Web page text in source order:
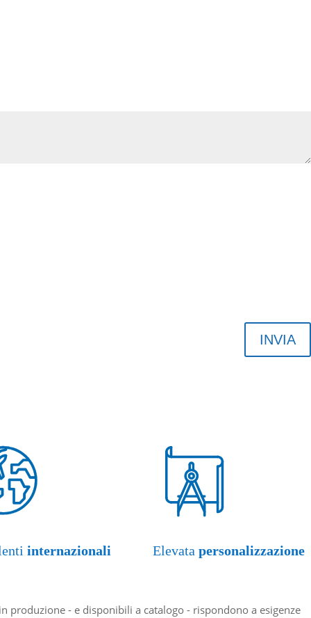
INVIA
internazionali Elevatapersonalizzazione
- e disponibili a catalogo - rispondono a esigenze